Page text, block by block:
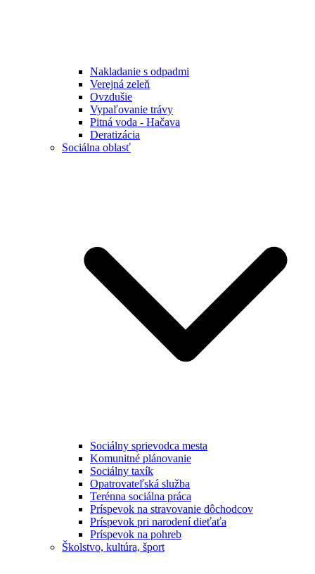
Nakladanie s odpadmi
Verejná zeleň
Ovzdušie
Vypaľovanie trávy
Pitná voda - Hačava
Deratizácia
Sociálna oblasť
Sociálny sprievodca mesta
Komunitné plánovanie
Sociálny taxík
Opatrovateľská služba
Terénna sociálna práca
Príspevok na stravovanie dôchodcov
Príspevok pri narodení dieťaťa
Príspevok na pohreb
Školstvo, kultúra, šport